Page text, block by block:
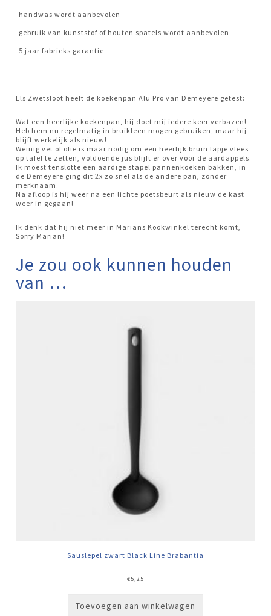
-handwas wordt aanbevolen
-gebruik van kunststof of houten spatels wordt aanbevolen
-5 jaar fabrieks garantie
------------------------------------------------------------------
Els Zwetsloot heeft de koekenpan Alu Pro van Demeyere getest:
Wat een heerlijke koekenpan, hij doet mij iedere keer verbazen!
Heb hem nu regelmatig in bruikleen mogen gebruiken, maar hij
blijft werkelijk als nieuw!
Weinig vet of olie is maar nodig om een heerlijk bruin lapje vlees
op tafel te zetten, voldoende jus blijft er over voor de aardappels.
Ik moest tenslotte een aardige stapel pannenkoeken bakken, in
de Demeyere ging dit 2x zo snel als de andere pan, zonder
merknaam.
Na afloop is hij weer na een lichte poetsbeurt als nieuw de kast
weer in gegaan!
Ik denk dat hij niet meer in Marians Kookwinkel terecht komt,
Sorry Marian!
Je zou ook kunnen houden
van …
Sauslepel zwart Black Line Brabantia
€5,25
Toevoegen aan winkelwagen